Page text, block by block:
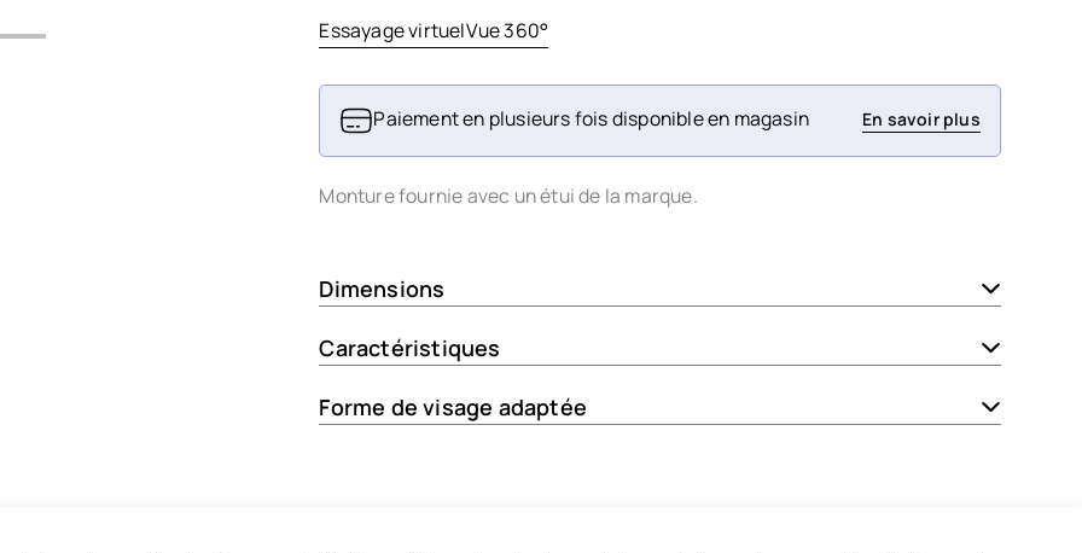
Essayage virtuelVue 360°
Paiement en plusieurs fois disponible en magasin En savoir plus
Monture fournie avec un étui de la marque.
Dimensions
Caractéristiques
Forme de visage adaptée